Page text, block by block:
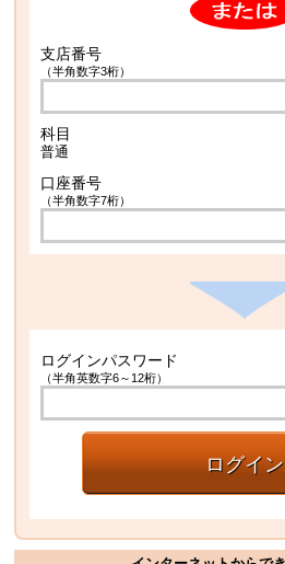
支店番号
（半角数字3桁）
科目
普通
口座番号
（半角数字7桁）
ログインパスワード
（半角英数字6～12桁）
ログイン